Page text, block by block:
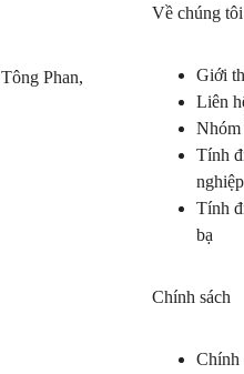
Phan,
Về chúng tôi
Giới
Liên
Nhóm
Tính
nghiệp
Tính
bạ
Chính sách
Chính